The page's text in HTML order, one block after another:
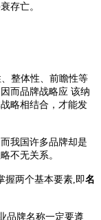
存亡。
整体性、前瞻性等
而品牌战略应 该纳
略相结合，才能发
我国许多品牌却是
不无关系。
握两个基本要素,即名
品牌名称一定要遵